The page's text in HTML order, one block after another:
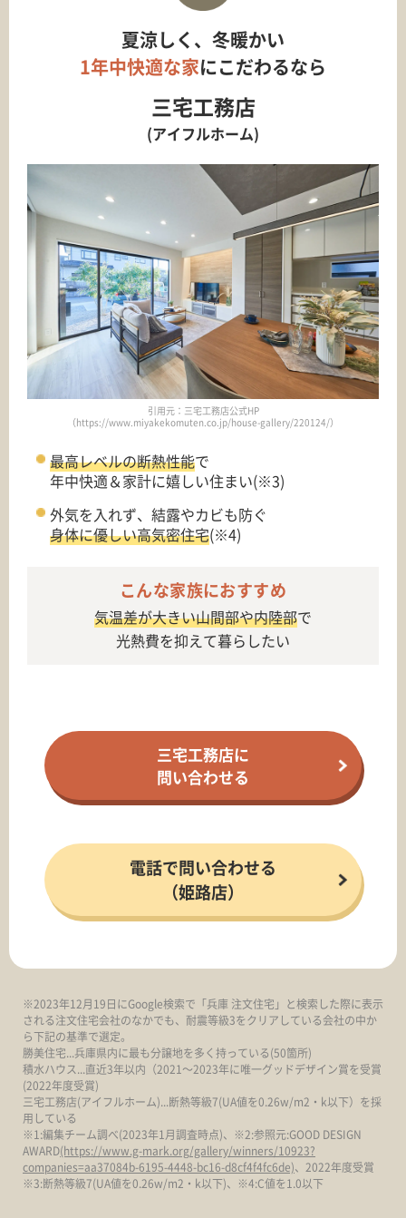
夏涼しく、冬暖かい
1年中快適な家にこだわるなら
三宅工務店
(アイフルホーム)
引用元：三宅工務店公式HP
（https://www.miyakekomuten.co.jp/house-gallery/220124/）
最高レベルの断熱性能で
年中快適＆家計に嬉しい住まい(※3)
外気を入れず、結露やカビも防ぐ
身体に優しい高気密住宅(※4)
こんな家族におすすめ
気温差が大きい山間部や内陸部で
光熱費を抑えて暮らしたい
三宅工務店に
問い合わせる
電話で問い合わせる
（姫路店）
※2023年12月19日にGoogle検索で「兵庫 注文住宅」と検索した際に表示
される注文住宅会社のなかでも、耐震等級3をクリアしている会社の中か
ら下記の基準で選定。
勝美住宅...兵庫県内に最も分譲地を多く持っている(50箇所)
積水ハウス...直近3年以内（2021～2023年に唯一グッドデザイン賞を受賞
(2022年度受賞)
三宅工務店(アイフルホーム)...断熱等級7(UA値を0.26w/m2・k以下）を採
用している
※1:編集チーム調べ(2023年1月調査時点)、※2:参照元:GOOD DESIGN
AWARD(https://www.g-mark.org/gallery/winners/10923?
companies=aa37084b-6195-4448-bc16-d8cf4f4fc6de)、2022年度受賞
※3:断熱等級7(UA値を0.26w/m2・k以下)、※4:C値を1.0以下